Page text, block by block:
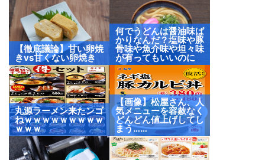
【徹底議論】甘い卵焼
きvs甘くない卵焼き
何でうどんは醤油味ば
かりなんだ？塩味や豚
骨味や魚介味や坦々味
が有ってもいいのに
丸源ラーメン来たンゴ
ねｗｗｗｗｗｗｗｗｗ
ｗｗｗ
【画像】松屋さん、人
気メニューを容赦なく
どんどん値上げしてし
まう……